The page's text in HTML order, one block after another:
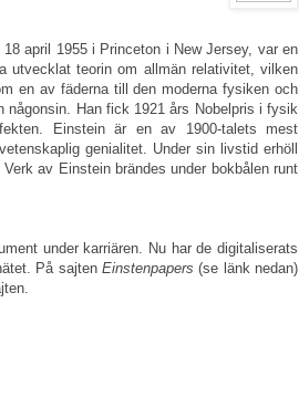
april 1955 i Princeton i New Jersey, var en
utvecklat teorin om allmän relativitet, vilken
en av fäderna till den moderna fysiken och
Han fick 1921 års Nobelpris i fysik
Einstein är en av 1900-talets mest
genialitet. Under sin livstid erhöll
av Einstein brändes under bokbålen runt
under karriären. Nu har de digitaliserats
På sajtenEinstenpapers (se länk nedan)